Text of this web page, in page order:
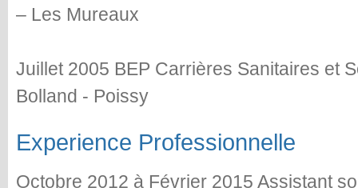
– Les Mureaux
Juillet 2005 BEP Carrières Sanitaires et
Bolland - Poissy
Experience Professionnelle
Octobre 2012 à Février 2015 Assistant